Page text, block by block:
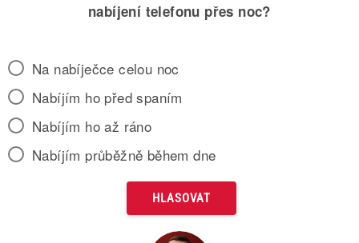
nabíjení telefonu přes noc?
Na nabíječce celou noc
Nabíjím ho před spaním
Nabíjím ho až ráno
Nabíjím průběžně během dne